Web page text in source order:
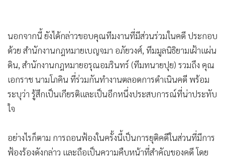
• ญี่ปุ่น
• News1
• Gotomanager
นอกจากนี้ ยังได้กล่าวขอบคุณทีมงานที่มีส่วนร่วมในคดี ประกอบ
ด้วย สำนักงานกฎหมายเบญจมา อภัยวงศ์, ทีมมูลนิธิยามเฝ้าแผ่น
ดิน, สำนักงานกฎหมายอรุณอมรินทร์ (ทีมทนายปุย) รวมถึง คุณ
เอกราช นามโภคิน ที่ร่วมกันทำงานตลอดการดำเนินคดี พร้อม
ระบุว่า รู้สึกเป็นเกียรติและเป็นอีกหนึ่งประสบการณ์ที่น่าประทับ
ใจ
อย่างไรก็ตาม การถอนฟ้องในครั้งนี้เป็นการยุติคดีในส่วนที่มีการ
ฟ้องร้องดังกล่าว และถือเป็นความคืบหน้าที่สำคัญของคดี โดย